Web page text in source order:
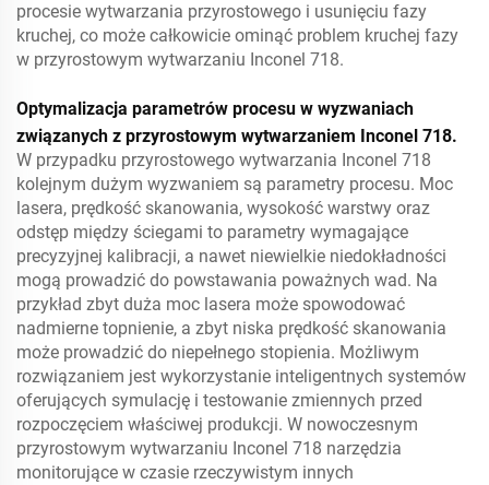
procesie wytwarzania przyrostowego i usunięciu fazy
kruchej, co może całkowicie ominąć problem kruchej fazy
w przyrostowym wytwarzaniu Inconel 718.
Optymalizacja parametrów procesu w wyzwaniach
związanych z przyrostowym wytwarzaniem Inconel 718.
W przypadku przyrostowego wytwarzania Inconel 718
kolejnym dużym wyzwaniem są parametry procesu. Moc
lasera, prędkość skanowania, wysokość warstwy oraz
odstęp między ściegami to parametry wymagające
precyzyjnej kalibracji, a nawet niewielkie niedokładności
mogą prowadzić do powstawania poważnych wad. Na
przykład zbyt duża moc lasera może spowodować
nadmierne topnienie, a zbyt niska prędkość skanowania
może prowadzić do niepełnego stopienia. Możliwym
rozwiązaniem jest wykorzystanie inteligentnych systemów
oferujących symulację i testowanie zmiennych przed
rozpoczęciem właściwej produkcji. W nowoczesnym
przyrostowym wytwarzaniu Inconel 718 narzędzia
monitorujące w czasie rzeczywistym innych